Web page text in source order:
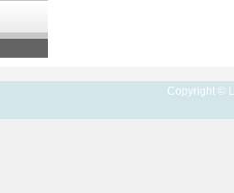
Copyright ©